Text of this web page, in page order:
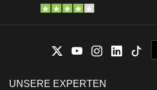
UNSERE EXPERTEN